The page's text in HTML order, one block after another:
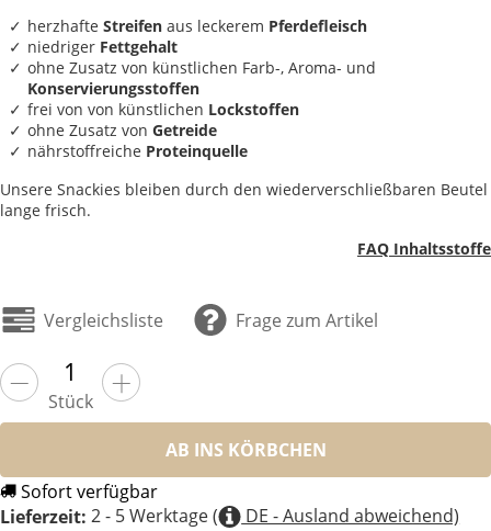
herzhafte Streifenaus leckerem Pferdefleisch
niedriger Fettgehalt
ohne Zusatz von künstlichen Farb-, Aroma- und
Konservierungsstoffen
frei von von künstlichen Lockstoffen
ohne Zusatz von Getreide
nährstoffreiche Proteinquelle
Unsere Snackies bleiben durch den wiederverschließbaren Beutel
lange frisch.
FAQ Inhaltsstoffe
Stück
AB INS KÖRBCHEN
Sofort verfügbar
Lieferzeit: 2 - 5 Werktage( DE - Ausland abweichend)
Vergleichsliste Frage zum Artikel